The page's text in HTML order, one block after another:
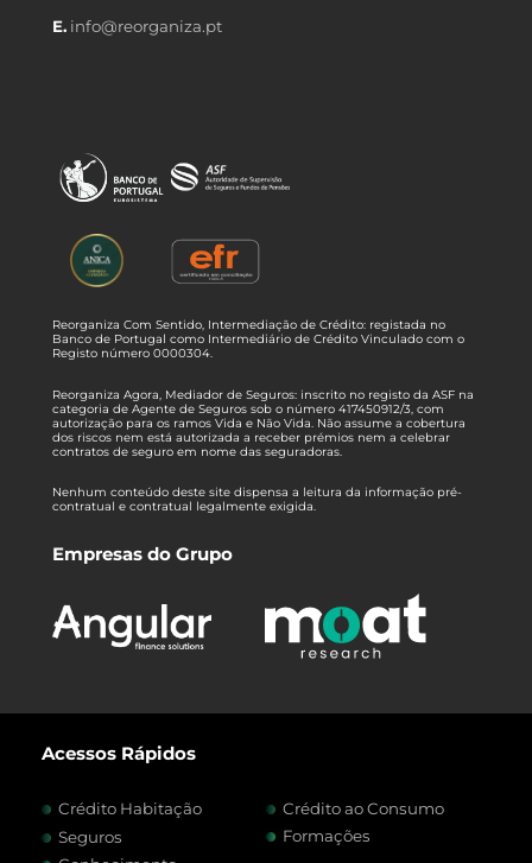
E. info@reorganiza.pt
Reorganiza Com Sentido, Intermediação de Crédito: registada no
Banco de Portugal como Intermediário de Crédito Vinculado com o
Registo número 0000304.
Reorganiza Agora, Mediador de Seguros: inscrito no registo da ASF na
categoria de Agente de Seguros sob o número 417450912/3, com
autorização para os ramos Vida e Não Vida. Não assume a cobertura
dos riscos nem está autorizada a receber prémios nem a celebrar
contratos de seguro em nome das seguradoras.
Nenhum conteúdo deste site dispensa a leitura da informação pré-
contratual e contratual legalmente exigida.
Empresas do Grupo
Acessos Rápidos
Crédito Habitação
Crédito ao Consumo
Seguros
Formações